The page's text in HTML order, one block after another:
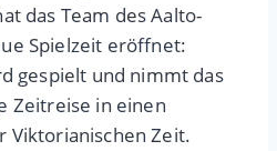
das Team des Aalto-
Spielzeit eröffnet:
gespielt und nimmt das
Zeitreise in einen
Viktorianischen Zeit.